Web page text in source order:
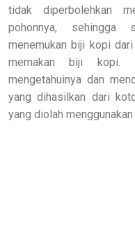
tidak diperbolehkan
pohonnya, sehingga
menemukan biji kopi
memakan biji kopi.
mengetahuinya dan
yang dihasilkan dari
yang diolah menggunakan